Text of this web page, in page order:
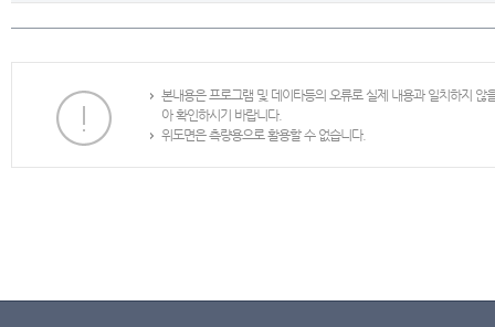
본내용은 프로그램 및 데이타등의 오류로 실제 내용과 일치하지
아 확인하시기 바랍니다.
위도면은 측량용으로 활용할 수 없습니다.